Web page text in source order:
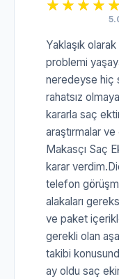
Yaklaşık
problemi
neredeyse hiç
rahatsız
kararla saç
araştırmalar
Makasçı Saç
karar
telefon
alakaları
ve paket
gerekli olan
takibi
ay oldu saç